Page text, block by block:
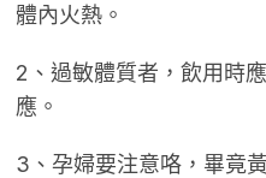
體內火熱。
2、過敏體質者，飲用時
應。
3、孕婦要注意咯，畢竟